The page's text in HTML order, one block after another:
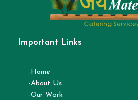
Important Links
-Home
-About Us
-Our Work